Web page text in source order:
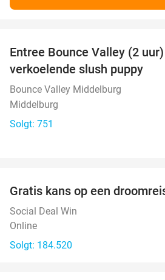
Entree Bounce Valley (2
verkoelende slush puppy
Bounce Valley Middelburg
Middelburg
Solgt: 751
Gratis kans op een
Social Deal Win
Online
Solgt: 184.520